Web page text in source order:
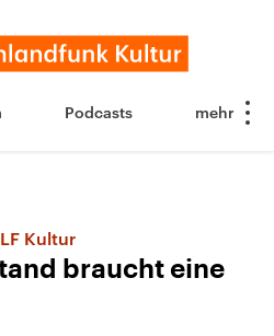
Podcasts
Kultur
braucht eine